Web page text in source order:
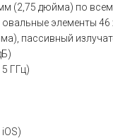
(2,75 дюйма) по
элементы
пассивный
ГГц)